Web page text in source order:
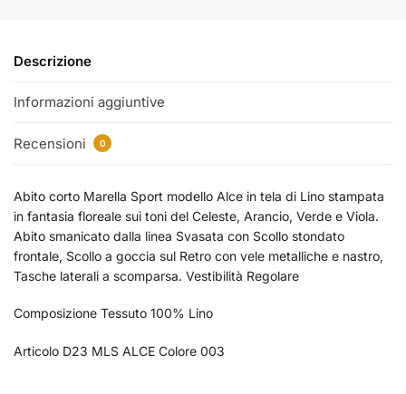
Descrizione
Informazioni aggiuntive
Recensioni 0
Abito corto Marella Sport modello Alce in tela di Lino stampata
in fantasia floreale sui toni del Celeste, Arancio, Verde e Viola.
Abito smanicato dalla linea Svasata con Scollo stondato
frontale, Scollo a goccia sul Retro con vele metalliche e nastro,
Tasche laterali a scomparsa. Vestibilità Regolare
Composizione Tessuto 100% Lino
Articolo D23 MLS ALCE Colore 003